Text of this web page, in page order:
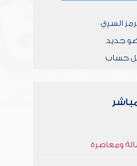
السري
جديد
حساب
ومعاصرة